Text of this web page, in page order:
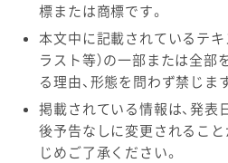
標または商標です。
本文中に記載されているテキ
ラスト等）の一部または全部
る理由、形態を問わず禁じま
掲載されている情報は、発表
後予告なしに変更されること
じめご了承ください。